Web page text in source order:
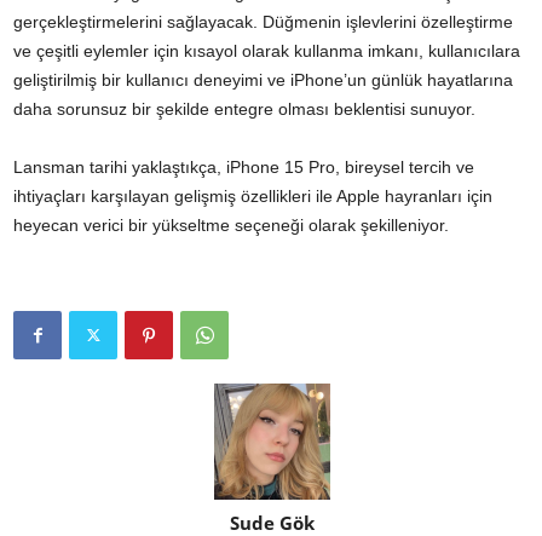
gerçekleştirmelerini sağlayacak. Düğmenin işlevlerini özelleştirme
ve çeşitli eylemler için kısayol olarak kullanma imkanı, kullanıcılara
geliştirilmiş bir kullanıcı deneyimi ve iPhone’un günlük hayatlarına
daha sorunsuz bir şekilde entegre olması beklentisi sunuyor.
Lansman tarihi yaklaştıkça, iPhone 15 Pro, bireysel tercih ve
ihtiyaçları karşılayan gelişmiş özellikleri ile Apple hayranları için
heyecan verici bir yükseltme seçeneği olarak şekilleniyor.
Sude Gök